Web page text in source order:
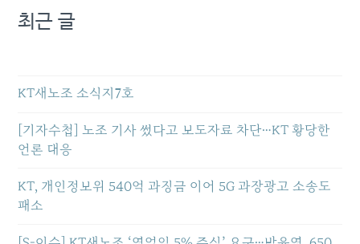
최근 글
KT새노조 소식지7호
[기자수첩] 노조 기사 썼다고 보도자료 차단…KT 황당한
언론 대응
KT, 개인정보위 540억 과징금 이어 5G 과장광고 소송도
패소